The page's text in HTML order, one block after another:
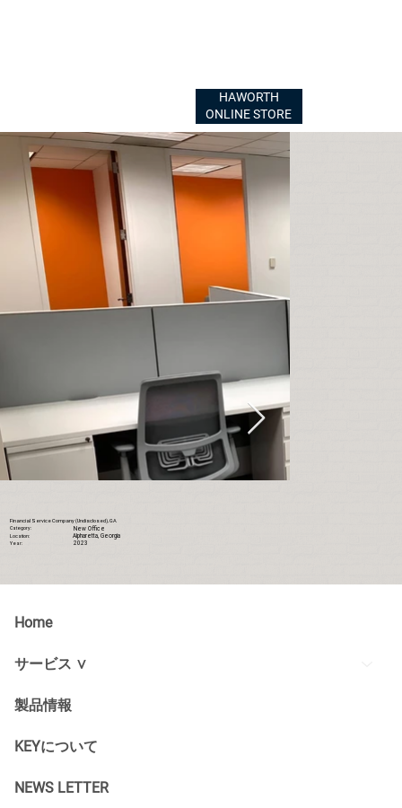
HAWORTH
ONLINE STORE
Financial Service Company (Undisclosed), GA
Category:
New Office
Location: Alpharetta, Georgia
Year: 2023
Home
サービス ∨
製品情報
KEYについて
NEWS LETTER